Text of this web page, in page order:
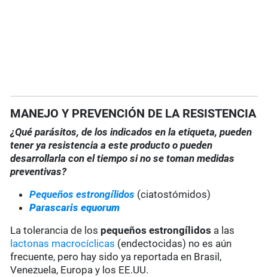
MANEJO Y PREVENCIÓN DE LA RESISTENCIA
¿Qué parásitos, de los indicados en la etiqueta, pueden
tener ya resistencia a este producto o pueden
desarrollarla con el tiempo si no se toman medidas
preventivas?
Pequeños estrongílidos (ciatostómidos)
Parascaris equorum
La tolerancia de los pequeños estrongílidos a las
lactonas macrocíclicas (endectocidas) no es aún
frecuente, pero hay sido ya reportada en Brasil,
Venezuela, Europa y los EE.UU.